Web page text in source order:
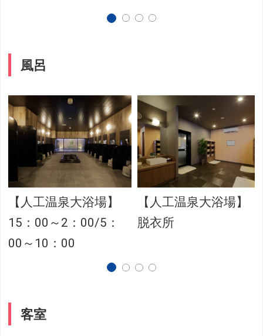
風呂
【人工温泉大浴場】
15：00～2：00/5：
00～10：00
【人工温泉大浴場】
脱衣所
客室